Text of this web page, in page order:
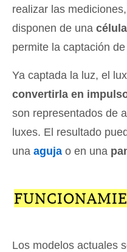
realizar las
disponen de una
permite la captación de
Ya captada la luz, el
convertirla en
son representados de
luxes. El resultado
una aguja o en una
Los modelos actuales